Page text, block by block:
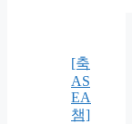
[축
AS
EA
챔]